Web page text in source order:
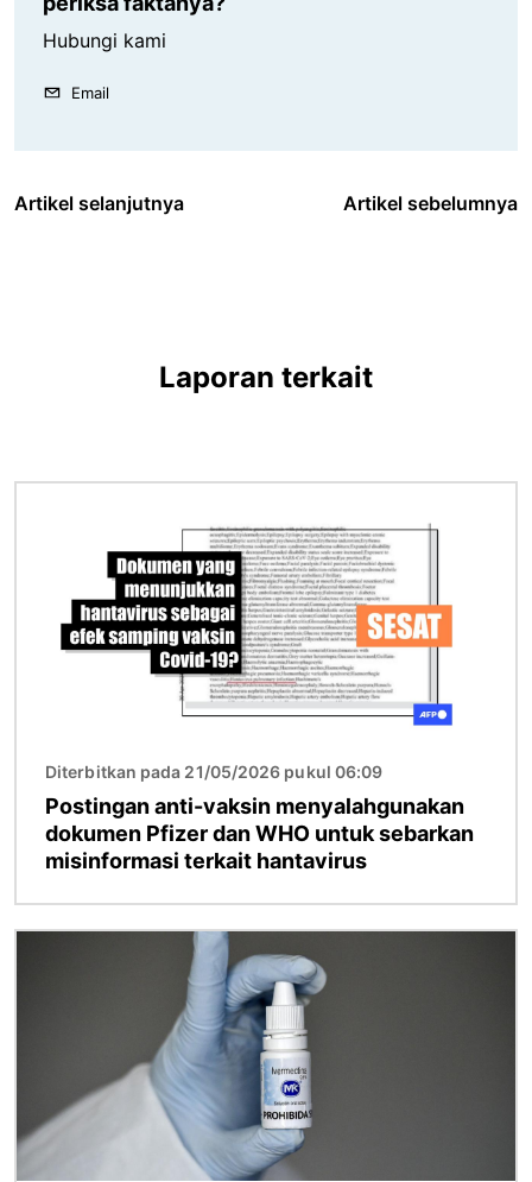
Hubungi kami
Email
Artikel selanjutnya Artikel sebelumnya
Laporan terkait
Diterbitkan pada 21/05/2026 pukul 06:09
Postingan anti-vaksin menyalahgunakan
dokumen Pfizer dan WHO untuk sebarkan
misinformasi terkait hantavirus